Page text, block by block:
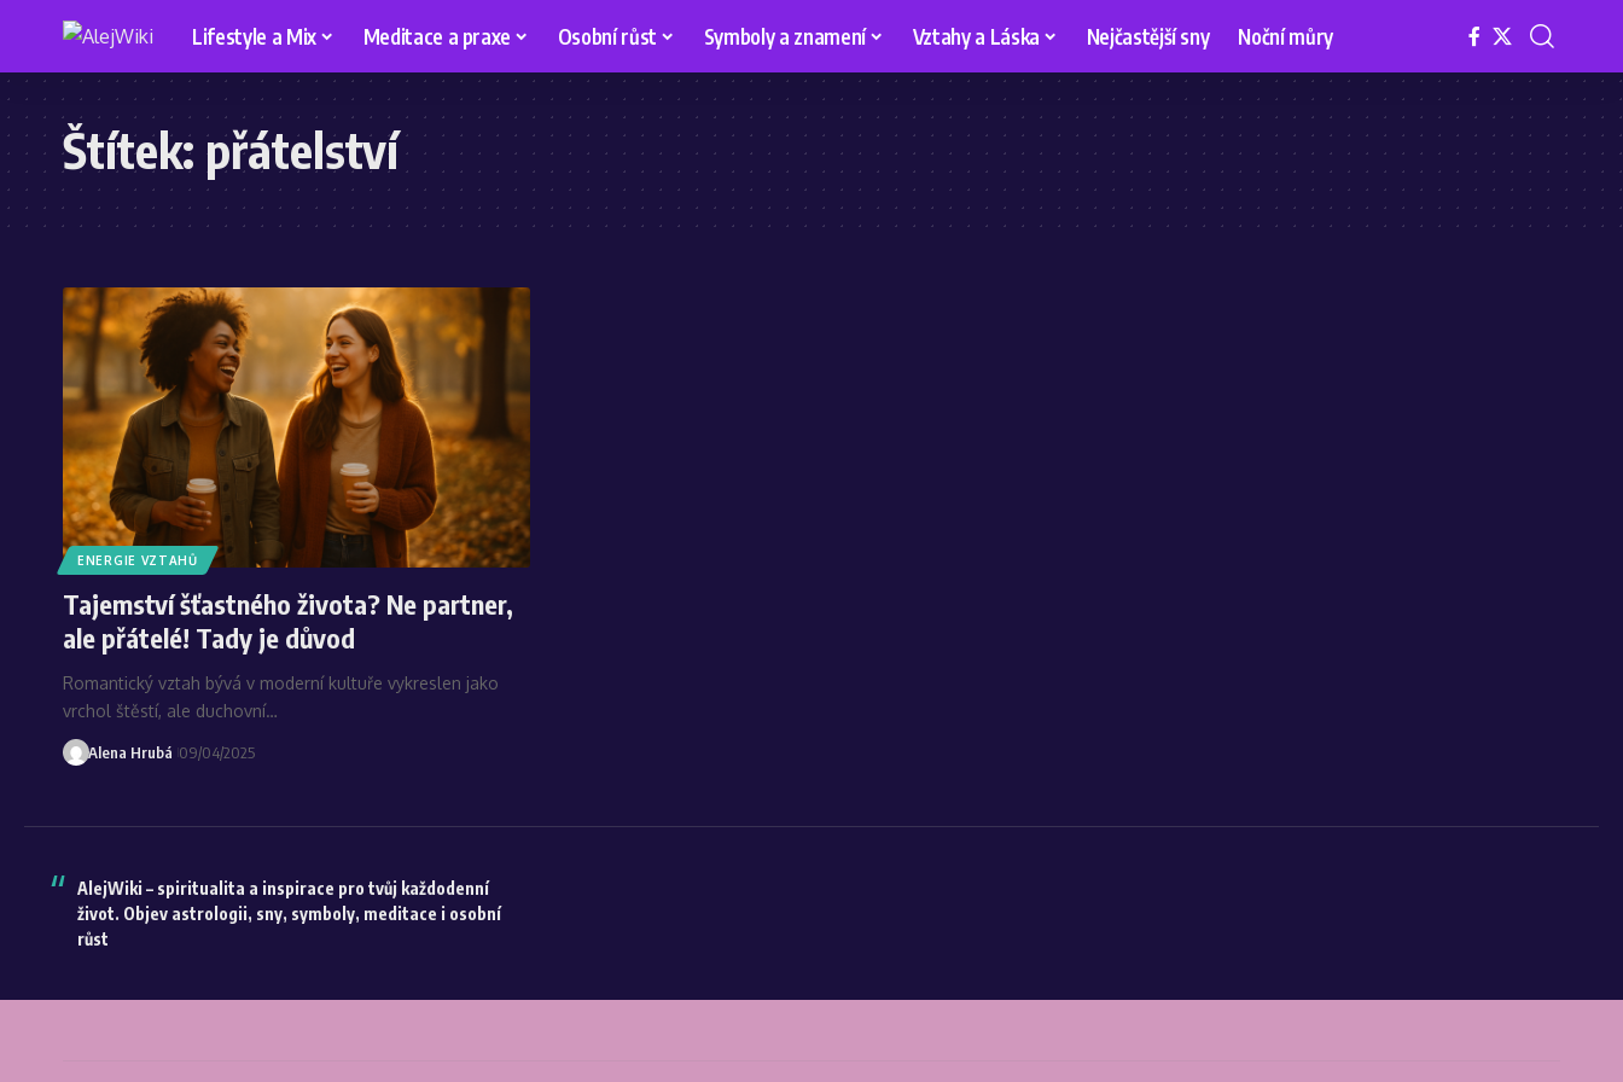
Lifestyle a Mix Meditace a praxe Osobní růst Symboly a znamení Vztahy a Láska Nejčastější sny Noční můry
Štítek: přátelství
ENERGIE VZTAHŮ
Tajemství šťastného života? Ne partner,
ale přátelé! Tady je důvod
Romantický vztah bývá v moderní kultuře vykreslen jako
vrchol štěstí, ale duchovní…
Alena Hrubá 09/04/2025
AlejWiki – spiritualita a inspirace pro tvůj každodenní
život. Objev astrologii, sny, symboly, meditace i osobní
růst